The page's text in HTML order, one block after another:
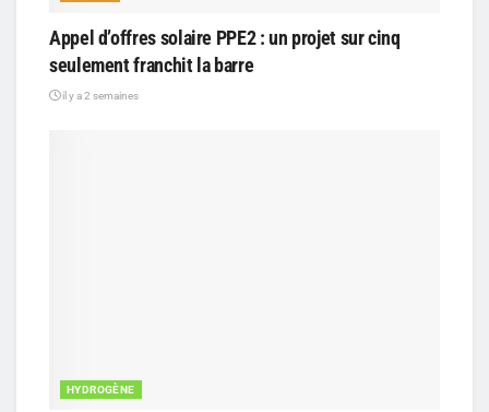
Appel d’offres solaire PPE2 : un projet sur cinq
seulement franchit la barre
il y a 2 semaines
HYDROGÈNE